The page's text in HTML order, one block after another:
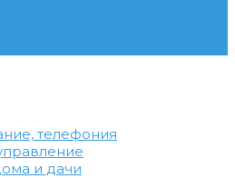
телефония
и дачи